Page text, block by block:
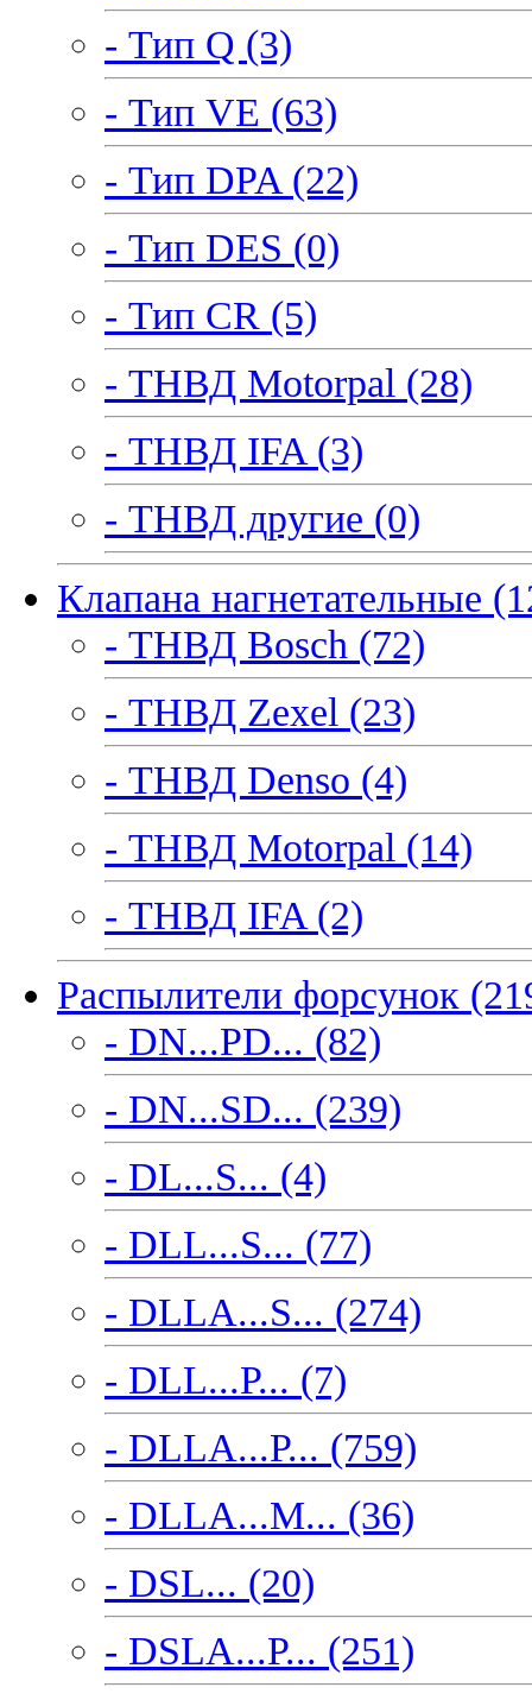
- Тип Q (3)
- Тип VE (63)
- Тип DPA (22)
- Тип DES (0)
- Тип CR (5)
- ТНВД Motorpal (28)
- ТНВД IFA (3)
- ТНВД другие (0)
Клапана нагнетательные
- ТНВД Bosch (72)
- ТНВД Zexel (23)
- ТНВД Denso (4)
- ТНВД Motorpal (14)
- ТНВД IFA (2)
Распылители форсунок
- DN...PD... (82)
- DN...SD... (239)
- DL...S... (4)
- DLL...S... (77)
- DLLA...S... (274)
- DLL...P... (7)
- DLLA...P... (759)
- DLLA...M... (36)
- DSL... (20)
- DSLA...P... (251)